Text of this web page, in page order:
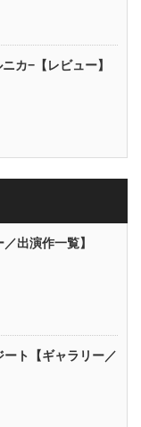
カ−【レビュー】
出演作一覧】
ト【ギャラリー／